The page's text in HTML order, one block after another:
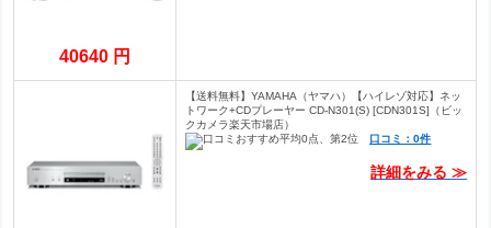
40640 円
【送料無料】YAMAHA（ヤマハ）【ハイレゾ対応】ネッ
トワーク+CDプレーヤー CD-N301(S) [CDN301S]（ビッ
クカメラ楽天市場店）
口コミ：0件
詳細をみる ≫